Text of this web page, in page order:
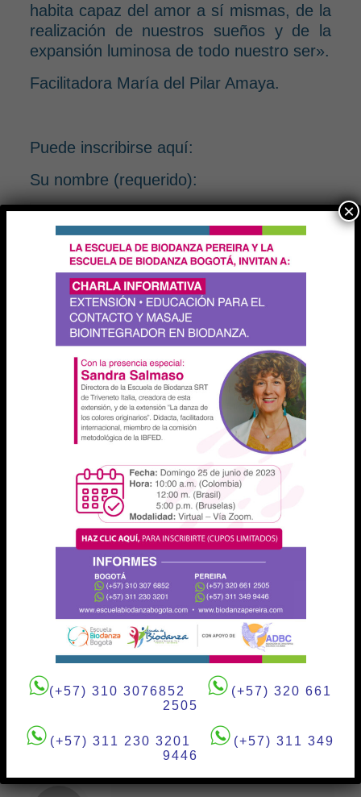
habita capaz del amor a sí mismas, de la
realización de nuestros sueños y de la
expansión luminosa de todo nuestro ser».
Facilitadora María del Pilar Amaya.
Puede inscribirse aquí:
Su nombre (requerido):
Su e-mail (requerido);
Desea mas información sobre:
Clase de cortesía
Talleres de fin de semana
Extensiones
Aplicaciones
Clases regulares
Programa de formación
Para qué día:
Observaciones:
(+57) 310 3076852
(+57) 320 661
2505
(+57) 311 230 3201
(+57) 311 349
9446
×